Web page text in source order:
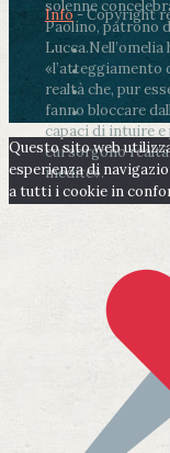
solenne
Paolino, patrono
Lucca.
«l’atteggiamento
realtà che, pur
fanno bloccare
capaci di intuire
cui sorgono
inedite».
Info- Copyright
Questo sito web
esperienza di
a tutti i cookie in